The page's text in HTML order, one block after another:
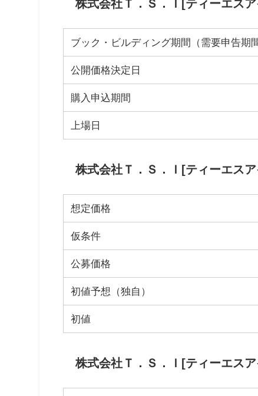
株式会社Ｔ．Ｓ．Ｉ[ティーエス
ブック・ビルディング期間（需要申告期間
公開価格決定日
購入申込期間
上場日
株式会社Ｔ．Ｓ．Ｉ[ティーエス
想定価格
仮条件
公募価格
初値予想（独自）
初値
株式会社Ｔ．Ｓ．Ｉ[ティーエス